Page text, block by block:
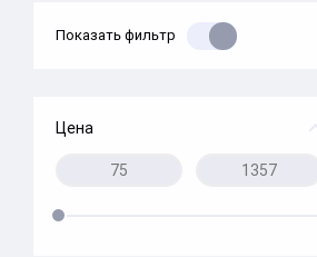
Показать фильтр
Цена